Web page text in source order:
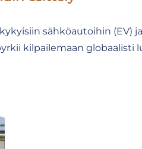
sähköautoihin (EV)
kilpailemaan globaalisti